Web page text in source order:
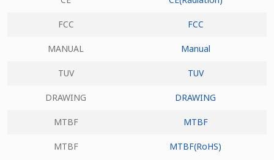
FCC FCC
MANUAL Manual
TUV TUV
DRAWING DRAWING
MTBF MTBF
MTBF MTBF(RoHS)